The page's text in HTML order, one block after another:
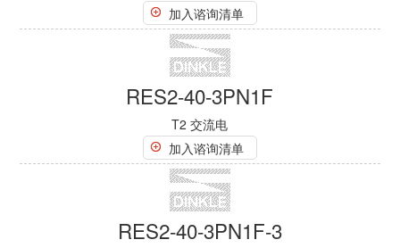
RES2-40-3PF
T2 交流电
加入谘询清单
RES2-40-4P
T2 交流电
加入谘询清单